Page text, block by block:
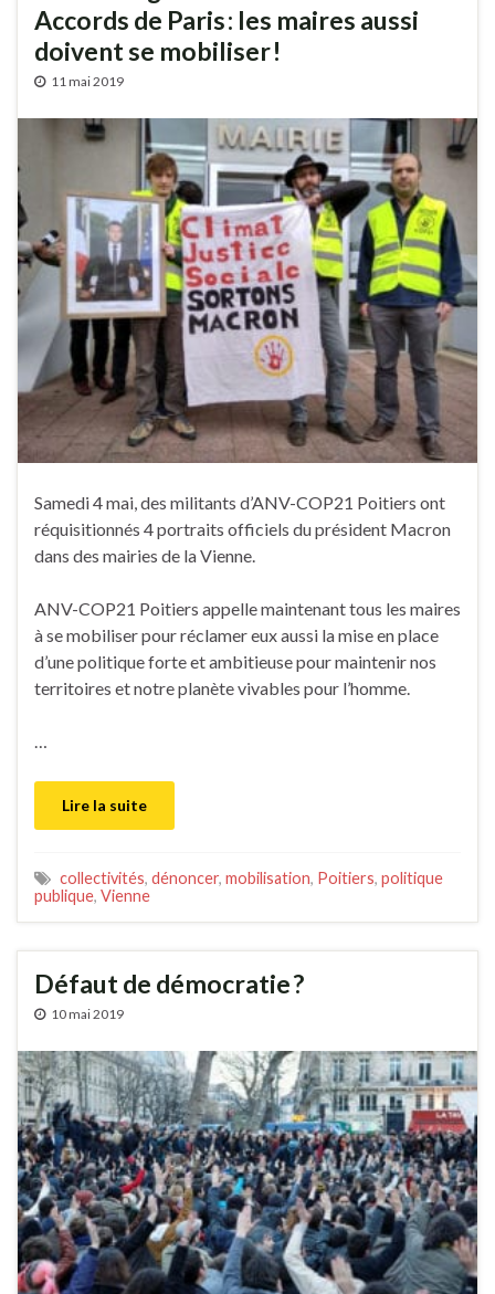
Accords de Paris : les maires aussi
doivent se mobiliser !
11 mai 2019
Samedi 4 mai, des militants d’ANV-COP21 Poitiers ont
réquisitionnés 4 portraits officiels du président Macron
dans des mairies de la Vienne.
ANV-COP21 Poitiers appelle maintenant tous les maires
à se mobiliser pour réclamer eux aussi la mise en place
d’une politique forte et ambitieuse pour maintenir nos
territoires et notre planète vivables pour l’homme.
…
Lire la suite
collectivités, dénoncer, mobilisation, Poitiers, politique
publique, Vienne
Défaut de démocratie ?
10 mai 2019